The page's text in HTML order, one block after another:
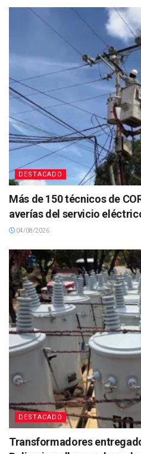
DESTACADO
Más de 150 técnicos de
averías del servicio
04/08/2026
DESTACADO
Transformadores